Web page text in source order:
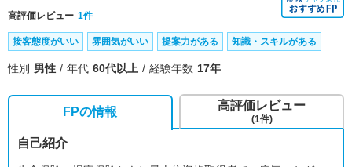
高評価レビュー 1件
接客態度がいい 雰囲気がいい 提案力がある 知識・スキルがある
性別 男性 年代 60代以上 経験年数 17年
FPの情報
自己紹介
高評価レビュー
(1件)